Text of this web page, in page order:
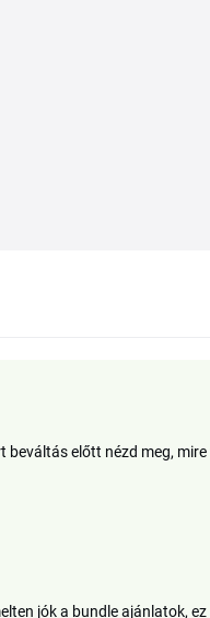
előtt nézd meg,
jók a bundle ajánlatok,